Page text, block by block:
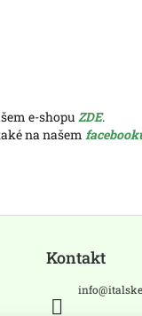
e-shopu ZDE.
na našem
Kontakt
info@